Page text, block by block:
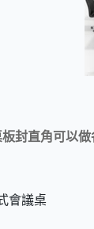
封直角可以
會議桌